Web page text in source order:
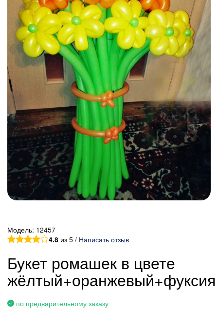
Модель: 12457
4.8 из 5 / Написать отзыв
Букет ромашек в цвете
жёлтый+оранжевый+фуксия
по предварительному заказу